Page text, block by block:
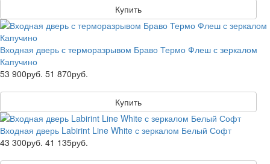
Купить
Входная дверь с терморазрывом Браво Термо Флеш с зеркалом
Капучино
53 900руб. 51 870руб.
Купить
Входная дверь Labirint Line White с зеркалом Белый Софт
43 300руб. 41 135руб.